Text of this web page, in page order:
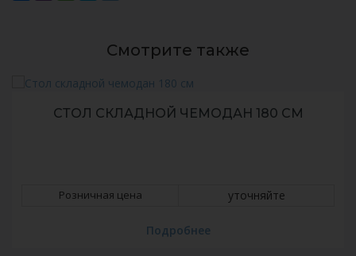
Смотрите также
СТОЛ СКЛАДНОЙ КОКТЕЛЬНЫЙ D80
Розничная цена уточняйте
Подробнее